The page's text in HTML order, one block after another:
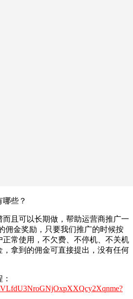
些？
且可以长期做，帮助运营商推广一
佣金奖励，只要我们推广的时候按
常使用，不欠费、不停机、不关机
拿到的佣金可直接提出，没有任何